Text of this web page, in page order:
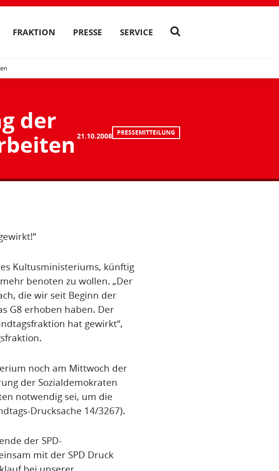
FRAKTION PRESSE SERVICE
der
21.10.2008 PRESSEMITTEILUNG
Kultusministeriums, künftig
benoten zu wollen. „Der
die wir seit Beginn der
G8 erhoben haben. Der
hat gewirkt“,
noch am Mittwoch der
der Sozialdemokraten
notwendig sei, um die
Drucksache 14/3267).
der SPD-
mit der SPD Druck